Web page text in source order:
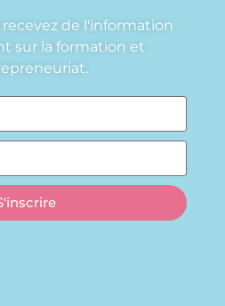
de l'information
sur la formation et